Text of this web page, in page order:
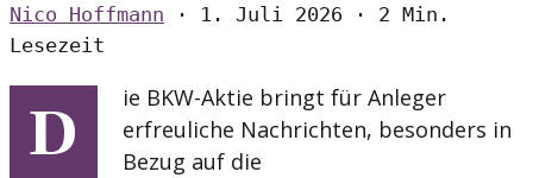
Nico Hoffmann · 1. Juli 2026 · 2 Min.
Lesezeit
D
ie BKW-Aktie bringt für Anleger
erfreuliche Nachrichten, besonders in
Bezug auf die